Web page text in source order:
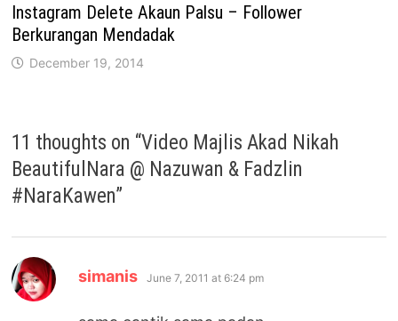
Instagram Delete Akaun Palsu – Follower
Berkurangan Mendadak
December 19, 2014
11 thoughts on “Video Majlis Akad Nikah
BeautifulNara @ Nazuwan & Fadzlin
#NaraKawen”
simanis says:
June 7, 2011 at 6:24 pm